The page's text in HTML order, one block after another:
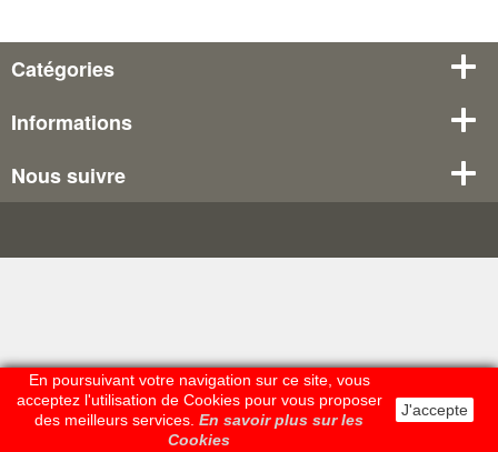
Catégories
Informations
Nous suivre
En poursuivant votre navigation sur ce site, vous
acceptez l'utilisation de Cookies pour vous proposer
des meilleurs services. En savoir plus sur les
Cookies
J'accepte